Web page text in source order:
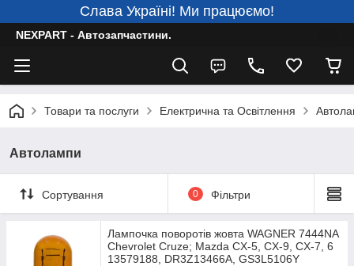
Слава Україні! Ми працюємо!
NEXPART - Автозапчастини.
Товари та послуги Електрична та Освітлення
Автолампи
Сортування 0 Фільтри
Лампочка поворотів жовта WAGNER 7444NA
Chevrolet Cruze; Mazda CX-5, CX-9, CX-7, 6
13579188, DR3Z13466A, GS3L5106Y